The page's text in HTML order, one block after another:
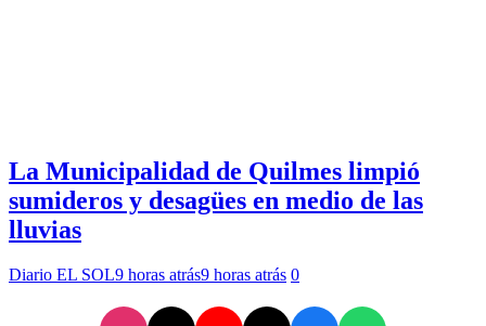
La Municipalidad de Quilmes limpió
sumideros y desagües en medio de las
lluvias
Diario EL SOL9 horas atrás9 horas atrás 0